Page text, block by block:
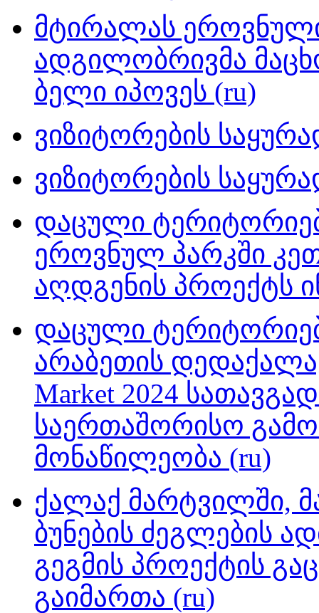
მტირალას
ადგილობრივმა
ბელი იპოვეს (ru)
ვიზიტორების
ვიზიტორების
დაცული
ეროვნულ პარკში
აღდგენის პროექტს
დაცული
არაბეთის
Market 2024
საერთაშორისო
მონაწილეობა (ru)
ქალაქ მარტვილში,
ბუნების ძეგლების
გეგმის პროექტის
გაიმართა (ru)